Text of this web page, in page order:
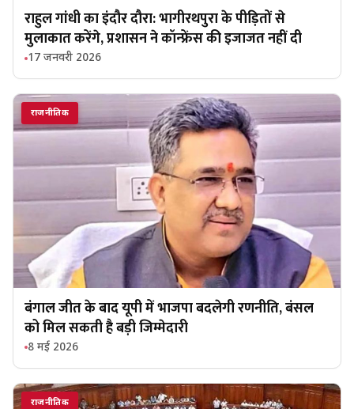
राहुल गांधी का इंदौर दौरा: भागीरथपुरा के पीड़ितों से
मुलाकात करेंगे, प्रशासन ने कॉन्फ्रेंस की इजाजत नहीं दी
17 जनवरी 2026
राजनीतिक
बंगाल जीत के बाद यूपी में भाजपा बदलेगी रणनीति, बंसल
को मिल सकती है बड़ी जिम्मेदारी
8 मई 2026
राजनीतिक